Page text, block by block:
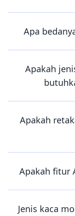
Apa
Apakah
Apakah
Apakah fitur
Jenis kaca